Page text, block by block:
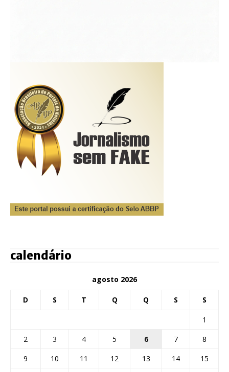
calendário
agosto 2026
D S T Q Q S S
1
2
3 4 5 6 7
8
9
10 11 12 13 14
15